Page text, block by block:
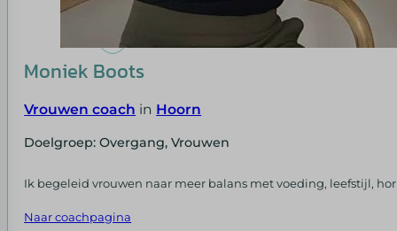
Moniek Boots
Vrouwen coach in Hoorn
Doelgroep: Overgang, Vrouwen
Ik begeleid vrouwen naar meer balans met voeding, leefstijl,
Naar coachpagina